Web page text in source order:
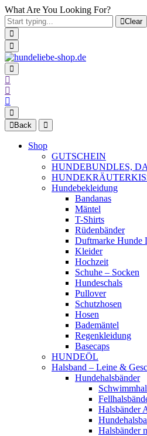
What Are You Looking For?
Clear
Back
Shop
GUTSCHEIN
HUNDEBUNDLES,
Hundebekleidung
Bandanas
Mäntel
T-Shirts
Rüdenbänder
Duftmarke Hunde
Kleider
Hochzeit
Schuhe – Socken
Hundeschals
Pullover
Schutzhosen
Hosen
Bademäntel
Regenkleidung
Basecaps
HUNDEÖL
Halsband – Leine &
Hundehalsbänder
Halsbänder
Halsbänder